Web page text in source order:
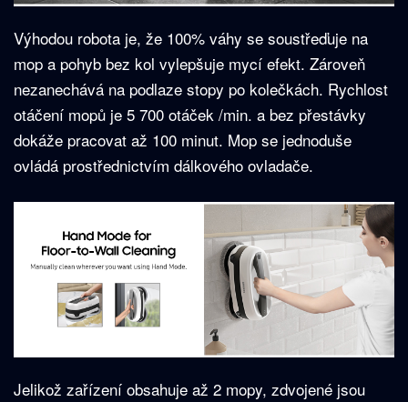
Výhodou robota je, že 100% váhy se soustřeďuje na
mop a pohyb bez kol vylepšuje mycí efekt. Zároveň
nezanechává na podlaze stopy po kolečkách. Rychlost
otáčení mopů je 5 700 otáček /min. a bez přestávky
dokáže pracovat až 100 minut. Mop se jednoduše
ovládá prostřednictvím dálkového ovladače.
Jelikož zařízení obsahuje až 2 mopy, zdvojené jsou